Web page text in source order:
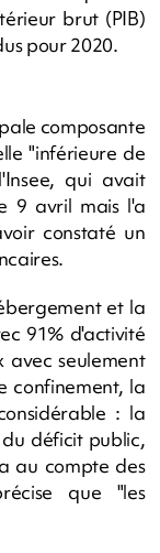
brut (PIB)
pour 2020.
composante
"inférieure de
qui avait
9 avril mais l'a
constaté un
et la
91% d'activité
avec seulement
confinement, la
: la
déficit public,
au compte des
que "les